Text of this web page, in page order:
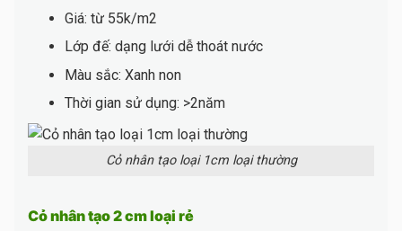
Giá: từ 55k/m2
Lớp đế: dạng lưới dễ thoát nước
Màu sắc: Xanh non
Thời gian sử dụng: >2năm
Cỏ nhân tạo loại 1cm loại thường
Cỏ nhân tạo 2 cm loại rẻ